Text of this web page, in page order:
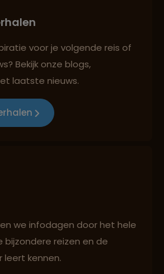
deskundig reisadvies
reisroutes
voor je volgende reis of
Bekijk onze blogs,
laatste nieuws.
we infodagen door het hele
bijzondere reizen en de
kennen.